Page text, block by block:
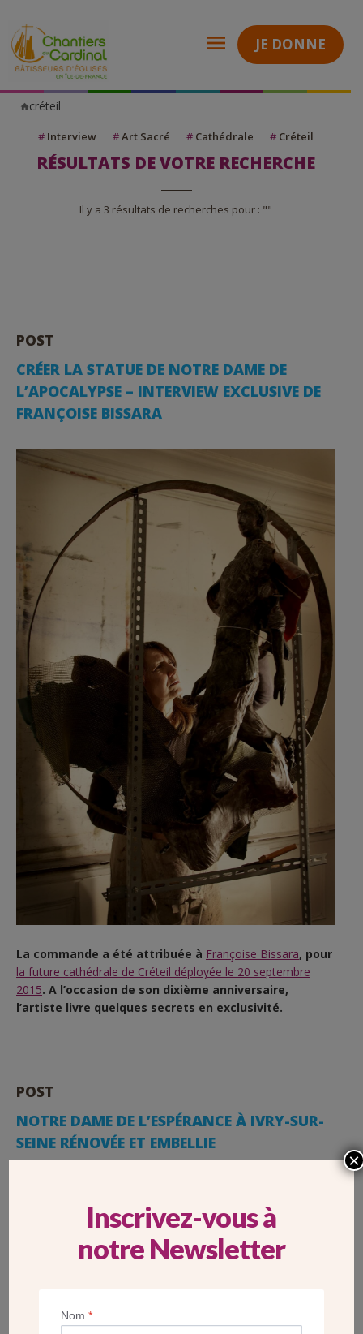
JE DONNE
Chantiers
Cardinal
créteil
#Interview #Art Sacré #Cathédrale #Créteil
RÉSULTATS DE VOTRE RECHERCHE
Il y a 3 résultats de recherches pour : ""
POST
CRÉER LA STATUE DE NOTRE DAME DE
L’APOCALYPSE – INTERVIEW EXCLUSIVE DE
FRANÇOISE BISSARA
La commande a été attribuée à Françoise Bissara, pour
la future cathédrale de Créteil déployée le 20 septembre
2015. A l’occasion de son dixième anniversaire,
l’artiste livre quelques secrets en exclusivité.
POST
NOTRE DAME DE L’ESPÉRANCE À IVRY-SUR-
SEINE RÉNOVÉE ET EMBELLIE
Inscrivez-vous à
notre Newsletter
Nom*
×